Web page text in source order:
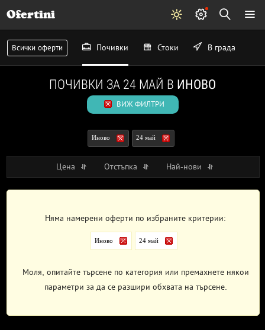
Ofertini
Всички оферти Почивки Стоки В града
ПОЧИВКИ ЗА 24 МАЙ В ИНОВО
ВИЖ ФИЛТРИ
Иново 24 май
Цена Отстъпка Най-нови
Няма намерени оферти по избраните критерии:
Иново 24 май
Моля, опитайте търсене по категория или премахнете някои
параметри за да се разшири обхвата на търсене.